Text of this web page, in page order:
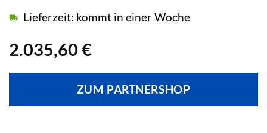
2.035,60 €
Lieferzeit: kommt in einer Woche
ZUM PARTNERSHOP